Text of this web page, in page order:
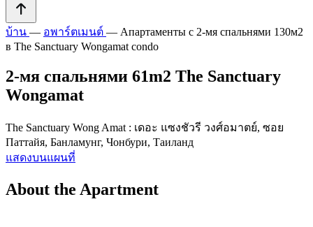
บ้าน — อพาร์ตเมนต์ — Апартаменты с 2-мя спальнями 130м2
в The Sanctuary Wongamat condo
2-мя спальнями 61m2 The Sanctuary
Wongamat
The Sanctuary Wong Amat : เดอะ แซงชัวรี วงศ์อมาตย์, ซอย
Паттайя, Банламунг, Чонбури, Таиланд
แสดงบนแผนที่
About the Apartment